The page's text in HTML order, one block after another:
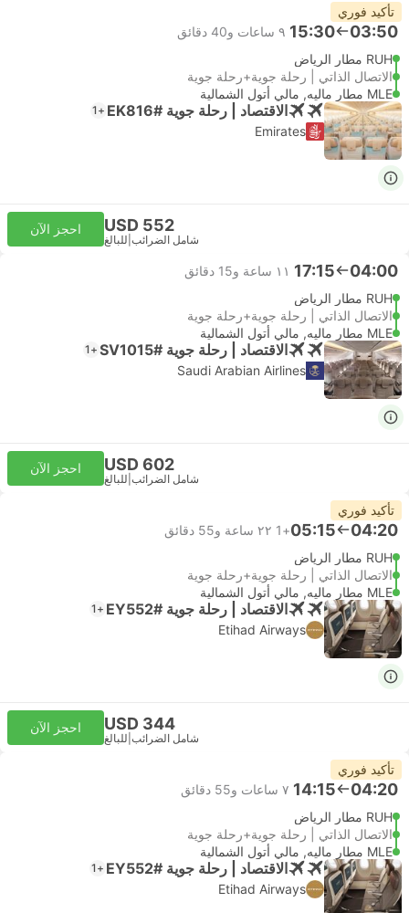
تأكيد فوري
03:50
15:30 ٩ ساعات و‫40 دقائق
RUH مطار الرياض
الاتصال الذاتي | رحلة جوية+رحلة جوية
MLE مطار ماليه, مالي أتول الشمالية
الاقتصاد | رحلة جوية #EK816 +1
Emirates
USD 552
شامل الضرائب للبالغ
احجز الآن
04:00
17:15 ١١ ساعة و‫15 دقائق
RUH مطار الرياض
الاتصال الذاتي | رحلة جوية+رحلة جوية
MLE مطار ماليه, مالي أتول الشمالية
الاقتصاد | رحلة جوية #SV1015 +1
Saudi Arabian Airlines
USD 602
شامل الضرائب للبالغ
احجز الآن
تأكيد فوري
04:20
05:15
+1
٢٢ ساعة و‫55 دقائق
RUH مطار الرياض
الاتصال الذاتي | رحلة جوية+رحلة جوية
MLE مطار ماليه, مالي أتول الشمالية
الاقتصاد | رحلة جوية #EY552 +1
Etihad Airways
USD 344
شامل الضرائب للبالغ
احجز الآن
تأكيد فوري
04:20
14:15 ٧ ساعات و‫55 دقائق
RUH مطار الرياض
الاتصال الذاتي | رحلة جوية+رحلة جوية
MLE مطار ماليه, مالي أتول الشمالية
الاقتصاد | رحلة جوية #EY552 +1
Etihad Airways